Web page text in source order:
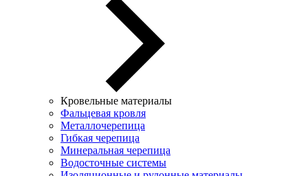
Кровельные материалы
Фальцевая кровля
Металлочерепица
Гибкая черепица
Минеральная черепица
Водосточные системы